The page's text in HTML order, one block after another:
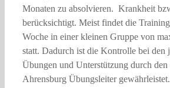
Monaten zu absolvieren. Krankheit
berücksichtigt. Meist findet die
Woche in einer kleinen Gruppe von
statt. Dadurch ist die Kontrolle bei den
Übungen und Unterstützung durch den
Ahrensburg Übungsleiter gewährleistet.